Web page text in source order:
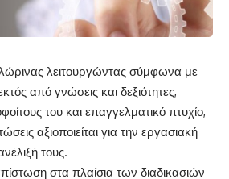
λειτουργώντας σύμφωνα με
από γνώσεις και δεξιότητες,
του και επαγγελματικό πτυχίο,
αξιοποιείται για την εργασιακή
τους.
στα πλαίσια των διαδικασιών